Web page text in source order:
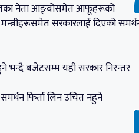
दलका नेता आङ्वोसमेत आफूहरूको
सरकारलाई दिएको
भन्दै बजेटसम्म यही सरकार निरन्तर
फिर्ता लिन उचित नहुने